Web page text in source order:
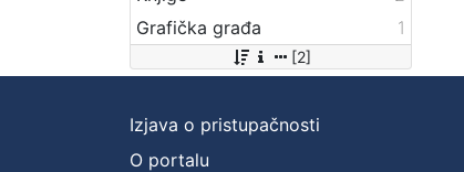
Grafička građa
1
[2]
Izjava o pristupačnosti
O portalu